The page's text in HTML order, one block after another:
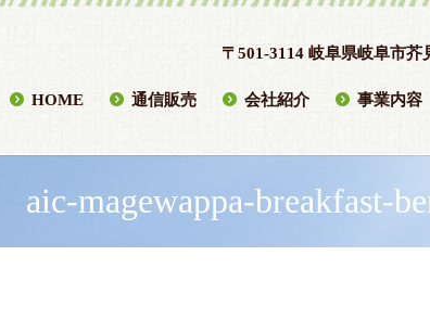
〒501-3114 岐阜県岐阜市芥
HOME 通信販売 会社紹介 事業内容
aic-magewappa-breakfast-